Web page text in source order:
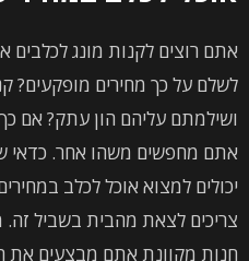
אתם רוצים לקנות מונג לכלבים
לשלם על כך מחירים מופקעים?
ושילמתם עליהם הון עתק? אם
אתם מחפשים משהו אחר. כדאי
יכולים למצוא אוכל לכלב
צריכים לצאת מהבית בשביל זה.
חנות מקוונת אתם מבצעים את